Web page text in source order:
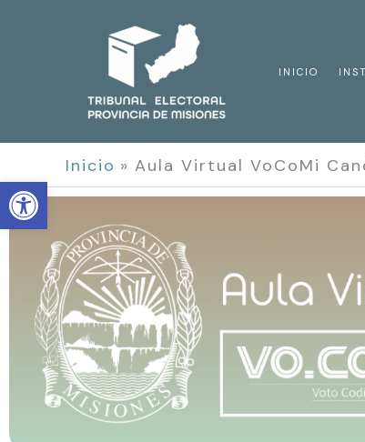
Open toolbar
INICIO
Inicio Aula Virtual VoCoMi